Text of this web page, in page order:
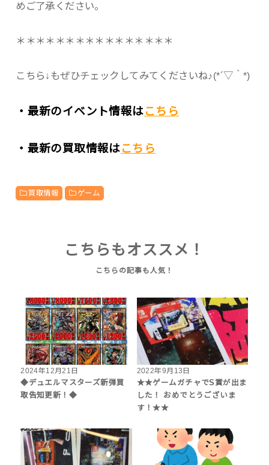
めご了承ください。
＊＊＊＊＊＊＊＊＊＊＊＊＊＊＊＊
こちら↓もぜひチェックしてみてくださいね♪(*´▽｀*)
・最新のイベント情報はこちら
・最新の買取情報はこちら
買取情報 ゲーム
こちらもオススメ！
2024年12月21日
◆デュエルマスターズ新弾買
取告知更新！◆
2022年9月13日
★★ゲームガチャでS賞が出ま
した！ おめでとうございま
す！★★